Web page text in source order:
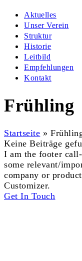
Aktuelles
Unser Verein
Struktur
Historie
Leitbild
Empfehlungen
Kontakt
Frühling
Startseite »
Keine Beiträge
I am the footer
some relevant/
company or
Customizer.
Get In Touch